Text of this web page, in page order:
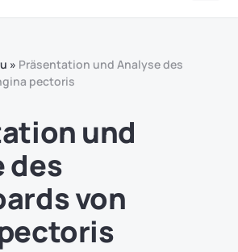
» Präsentation und Analyse des
pectoris
und
des
von